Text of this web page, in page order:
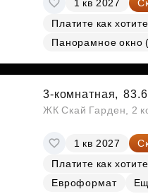
Субсидии
1 кв 2027
Платите как хотите
Панорамное окно
3-комнатная,
ЖК Скай Гарден, 2
1 кв 2027
Платите как хотите
Евроформат